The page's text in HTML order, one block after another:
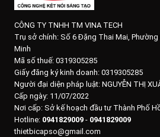
CÔNG TY TNHH TM VINA TECH
Trụ sở chính: Số 6 Đặng Thai Mai, Phường
Minh
Mã số thuế: 0319305285
Giấy đăng ký kinh doanh: 0319305285
Người đại diện pháp luật: NGUYỄN THỊ
Cấp ngày: 11/07/2022
Nơi cấp: Sở kế hoạch đầu tư Thành Phố
Hotline: 0941829009 - 0941829009
thietbicapso@gmail.com